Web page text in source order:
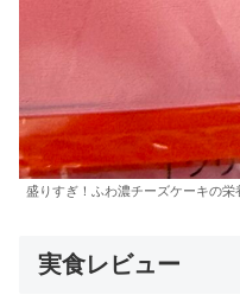
盛りすぎ！ふわ濃チーズケーキの栄
実食レビュー